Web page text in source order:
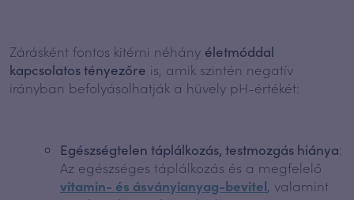
Zárásként fontos kitérni néhány életmóddal
kapcsolatos tényezőre is, amik szintén negatív
irányban befolyásolhatják a hüvely pH-értékét:
Egészségtelen táplálkozás, testmozgás hiánya:
Az egészséges táplálkozás és a megfelelő
vitamin- és ásványianyag-bevitel, valamint